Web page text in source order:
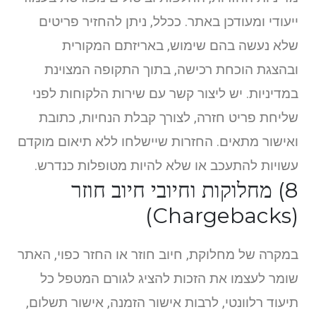
ייעודי ומעודכן באתר. ככלל, ניתן להחזיר פריטים
שלא נעשה בהם שימוש, באריזתם המקורית
ובהצגת הוכחת רכישה, בתוך התקופה המצוינת
במדיניות. יש ליצור קשר עם שירות הלקוחות לפני
שליחת פריט חזרה, לצורך קבלת הנחיות, כתובת
ואישור מתאים. החזרות שיישלחו ללא תיאום מוקדם
עשויות להתעכב או שלא להיות מטופלות כנדרש.
8) מחלוקות וחיובי חיוב חוזר
(Chargebacks)
במקרה של מחלוקת, חיוב חוזר או החזר כפוי, האתר
שומר לעצמו את הזכות להציג לגורם המטפל כל
תיעוד רלוונטי, לרבות אישור הזמנה, אישור תשלום,